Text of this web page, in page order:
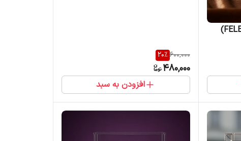
600,000
20%
480,000
افزودن به سبد